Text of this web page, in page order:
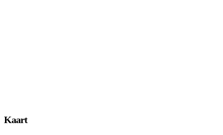
Kaart